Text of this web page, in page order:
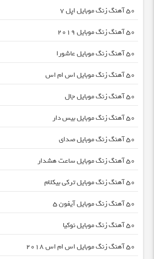
50 آهنگ زنگ موبایل اپل 7
50 آهنگ زنگ موبایل 2019
50 آهنگ زنگ موبایل عاشورا
50 آهنگ زنگ موبایل اس ام اس
50 آهنگ زنگ موبایل جال
50 آهنگ زنگ موبایل بیس دار
50 آهنگ زنگ موبایل صدای
50 آهنگ زنگ موبایل ساعت هشدار
50 آهنگ زنگ موبایل ترکی بیکلام
50 آهنگ زنگ موبایل آیفون 5
50 آهنگ زنگ موبایل نوکیا
50 آهنگ زنگ موبایل اس ام اس 2018